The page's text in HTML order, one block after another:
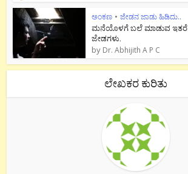
ಅಂಕಣ • ಜೇಡನ ಜಾಡು ಹಿಡಿದು..
ಮನೆಯೊಳಗೆ ಬಲೆ ಮಾಡುವ ಇತರೆ
ಜೇಡಗಳು.
by Dr. Abhijith A P C
ಲೇಖಕರ ಕುರಿತು